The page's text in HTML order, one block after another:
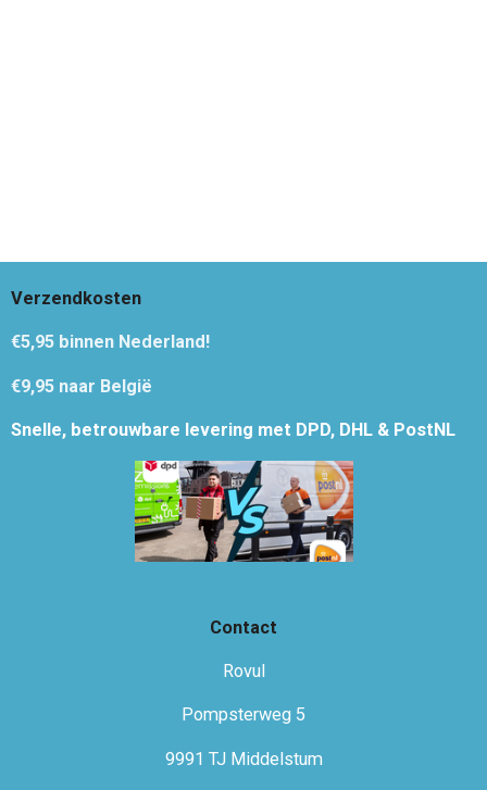
Verzendkosten
€5,95 binnen Nederland!
€9,95 naar België
Snelle, betrouwbare levering met DPD, DHL & PostNL
Contact
Rovul
Pompsterweg 5
9991 TJ Middelstum